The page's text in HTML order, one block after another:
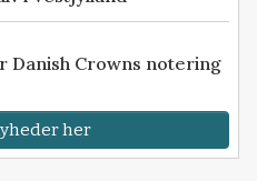
Danish Crowns notering
her